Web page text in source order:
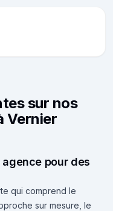
sur nos
Vernier
pour des
qui comprend le
sur mesure, le